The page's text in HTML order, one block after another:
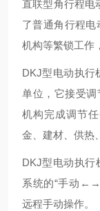
直联型角行程电
了普通角行程
机构等繁锁工作
DKJ型电动执行
单位，它接受
机构完成调节
金、建材、供热
DKJ型电动执行
系统的“手动←→
远程手动操作。